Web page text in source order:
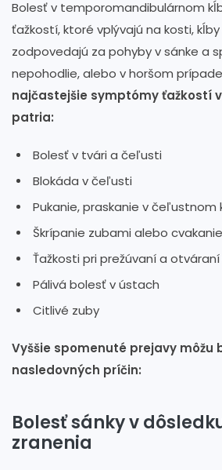
Bolesť v temporomandibulárnom
ťažkostí, ktoré vplývajú na kosti,
zodpovedajú za pohyby v sánke a
nepohodlie, alebo v horšom
najčastejšie symptómy ťažkostí
patria:
Bolesť v tvári a čeľusti
Blokáda v čeľusti
Pukanie, praskanie v čeľustnom
Škrípanie zubami alebo
Ťažkosti pri prežúvaní a
Pálivá bolesť v ústach
Citlivé zuby
Vyššie spomenuté prejavy môžu
nasledovných príčin:
Bolesť sánky v
zranenia